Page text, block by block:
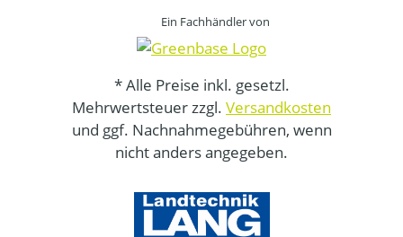
Ein Fachhändler von
* Alle Preise inkl. gesetzl.
Mehrwertsteuer zzgl. Versandkosten
und ggf. Nachnahmegebühren, wenn
nicht anders angegeben.